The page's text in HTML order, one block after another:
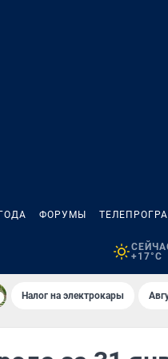
ФОРУМЫ
+17°C
Налог на электрокары